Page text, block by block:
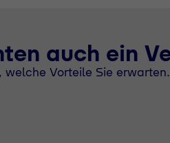
auch ein
welche Vorteile Sie erwarten.